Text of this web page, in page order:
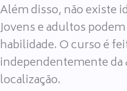
Além disso, não existe
Jovens e adultos
habilidade. O curso é
independentemente da
localização.